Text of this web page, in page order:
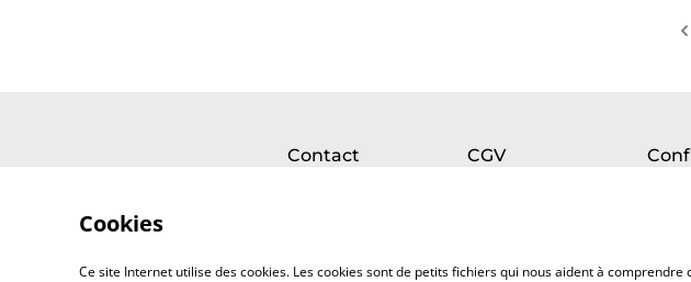
Contact CGV
Cookies
Ce site Internet utilise des cookies. Les cookies sont de petits fichiers qui nous aident à comprendre